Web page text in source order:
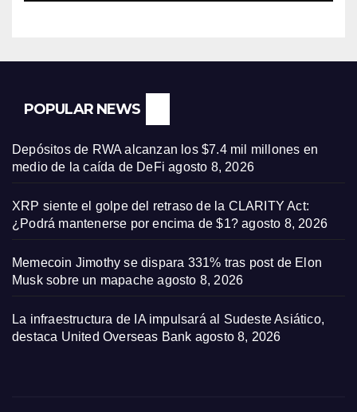
POPULAR NEWS
Depósitos de RWA alcanzan los $7.4 mil millones en
medio de la caída de DeFi agosto 8, 2026
XRP siente el golpe del retraso de la CLARITY Act:
¿Podrá mantenerse por encima de $1? agosto 8, 2026
Memecoin Jimothy se dispara 331% tras post de Elon
Musk sobre un mapache agosto 8, 2026
La infraestructura de IA impulsará al Sudeste Asiático,
destaca United Overseas Bank agosto 8, 2026